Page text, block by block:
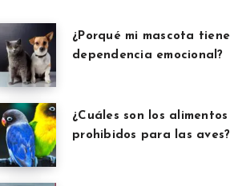
¿Porqué mi mascota tiene
dependencia emocional?
¿Cuáles son los alimentos
prohibidos para las aves?